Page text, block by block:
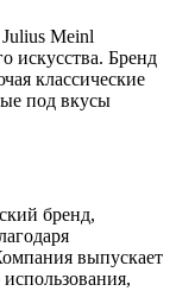
Meinl
искусства. Бренд
классические
под вкусы
бренд,
выпускает